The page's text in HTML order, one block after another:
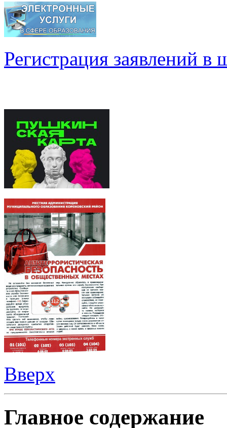
Вверх
Главное содержание